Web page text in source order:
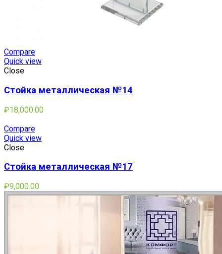
Compare
Quick view
Close
Стойка металлическая №14
₽18,000.00
Compare
Quick view
Close
Стойка металлическая №17
₽9,000.00